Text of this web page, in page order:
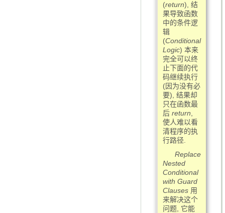
(return), 结
果导致函数
中的条件逻
辑
(Conditional
Logic) 本来
完全可以终
止下面的代
码继续执行
(因为没有必
要), 结果却
只在函数最
后 return
使人难以看
清程序的执
行路径.
Replace
Nested
Conditional
with Guard
Clauses 用
来解决这个
问题, 它能